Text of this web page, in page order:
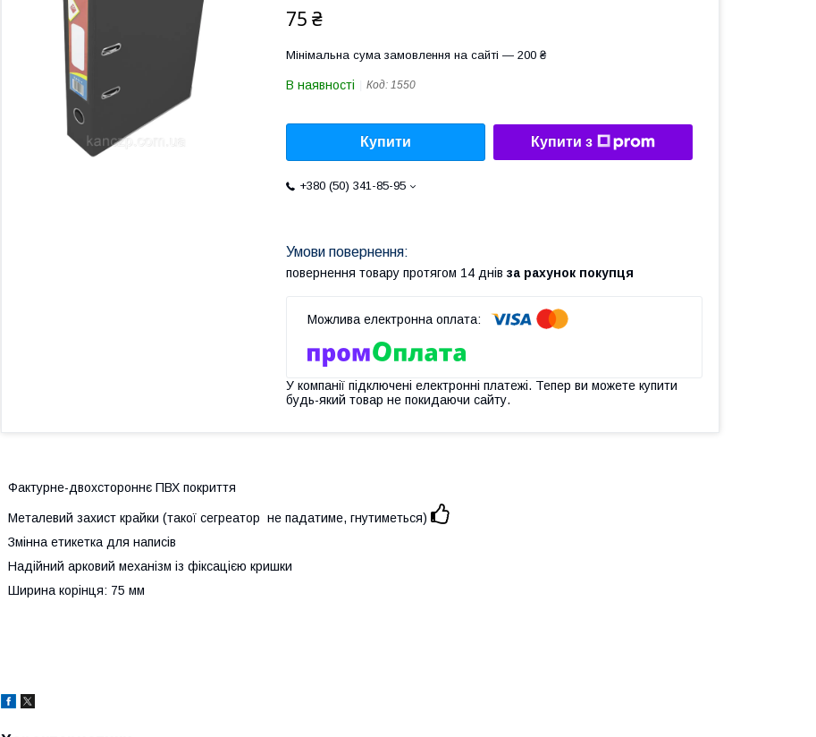
75 ₴
Мінімальна сума замовлення на сайті — 200 ₴
В наявності Код: 1550
Купити Купити з
+380 (50) 341-85-95
повернення товару протягом 14 днів за рахунок покупця
У компанії підключені електронні платежі. Тепер ви можете купити
будь-який товар не покидаючи сайту.
Фактурне-двохстороннє ПВХ покриття
Металевий захист крайки (такої сегреатор не падатиме, гнутиметься)
Змінна етикетка для написів
Надійний арковий механізм із фіксацією кришки
Ширина корінця: 75 мм